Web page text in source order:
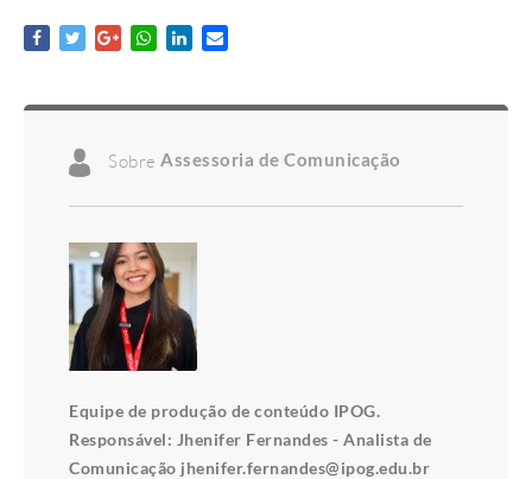
Sobre Assessoria de Comunicação
Equipe de produção de conteúdo IPOG.
Responsável: Jhenifer Fernandes - Analista de
Comunicação jhenifer.fernandes@ipog.edu.br